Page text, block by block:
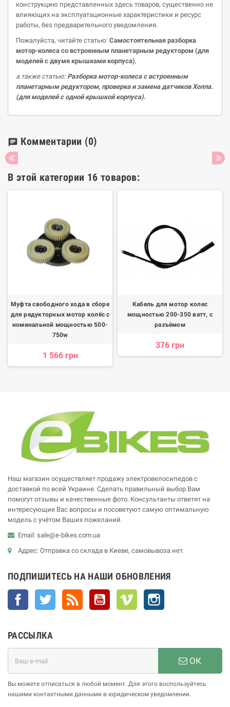
конструкцию представленных здесь товаров, существенно не
влияющих на эксплуатационные характеристики и ресурс
работы, без предварительного уведомления.
Пожалуйста, читайте статью: Самостоятельная разборка
мотор-колеса со встроенным планетарным редуктором (для
моделей с двумя крышками корпуса),
а также статью: Разборка мотор-колесас встроенным
планетарным редуктором, проверка и замена датчиков Холла.
(для моделей с одной крышкой корпуса).
chat Комментарии (0)
В этой категории 16 товаров:
Муфта свободного хода в сборе
для редукторных мотор колёс с
номинальной мощностью 500-
750w
1 566 грн
Кабель для мотор колес
мощностью 200-350 ватт, c
разъёмом
376 грн
Наш магазин осуществляет продажу электровелосипедов с
доставкой по всей Украине. Сделать правильный выбор Вам
помогут отзывы и качественные фото. Консультанты ответят на
интересующие Вас вопросы и посоветуют самую оптимальную
модель с учётом Ваших пожеланий.
Email: sale@e-bikes.com.ua
Адрес: Отправка со склада в Киеве, самовывоза нет.
ПОДПИШИТЕСЬ НА НАШИ ОБНОВЛЕНИЯ
Facebook Twitter YouTube Vimeo
РАССЫЛКА
ОК
Вы можете отписаться в любой момент. Для этого воспользуйтесь
нашими контактными данными в юридическом уведомлении.